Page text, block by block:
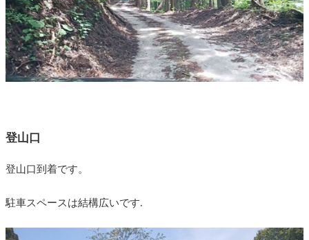
登山口
登山口到着です。
駐車スペースは結構広いです.